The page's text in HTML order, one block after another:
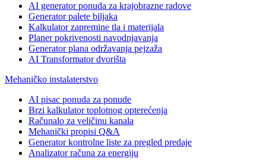
AI generator ponuda za krajobrazne radove
Generator palete biljaka
Kalkulator zapremine tla i materijala
Planer pokrivenosti navodnjavanja
Generator plana održavanja pejzaža
AI Transformator dvorišta
Mehaničko instalaterstvo
AI pisac ponuda za ponude
Brzi kalkulator toplotnog opterećenja
Računalo za veličinu kanala
Mehanički propisi Q&A
Generator kontrolne liste za pregled predaje
Analizator računa za energiju